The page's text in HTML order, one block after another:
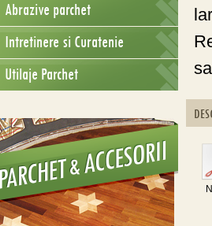
Abrazive parchet
Intretinere si Curatenie
Utilaje Parchet